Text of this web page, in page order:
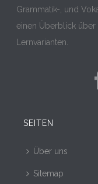
Grammatik-, und
einen Überblick über
Lernvarianten.
SEITEN
Über uns
Sitemap